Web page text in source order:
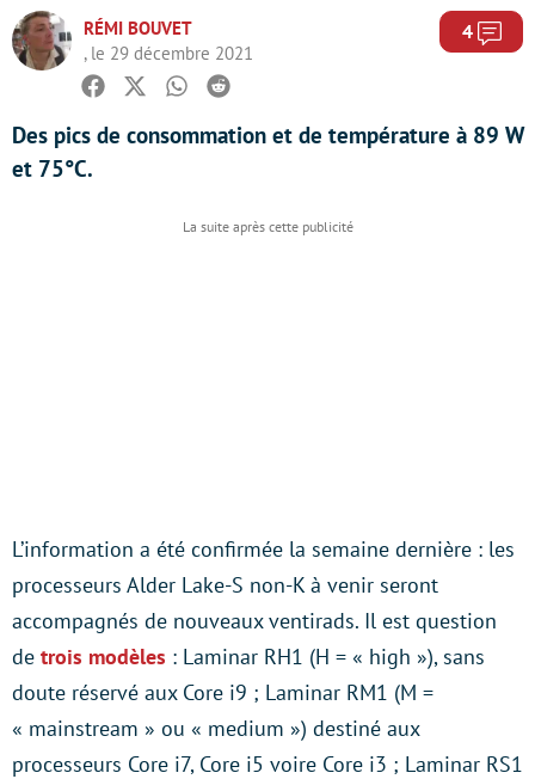
RÉMI BOUVET
, le 29 décembre 2021
4
Facebook
TwitterWhatsapp
Reddit
Des pics de consommation et de température à 89 W
et 75°C.
L’information a été confirmée la semaine dernière : les
processeurs Alder Lake-S non-K à venir seront
accompagnés de nouveaux ventirads. Il est question
de trois modèles : Laminar RH1 (H = « high »), sans
doute réservé aux Core i9 ; Laminar RM1 (M =
« mainstream » ou « medium ») destiné aux
processeurs Core i7, Core i5 voire Core i3 ; Laminar RS1